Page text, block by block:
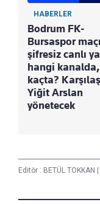
HABERLER
Bodrum FK-
Bursaspor maçı
şifresiz canlı
hangi
kaçta?
Yiğit Arslan
yönetecek
Editör : BETÜL TOKKAN